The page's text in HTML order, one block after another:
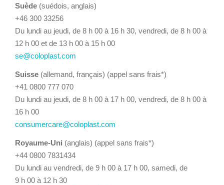
Suède (suédois, anglais)
+46 300 33256
Du lundi au jeudi, de 8 h 00 à 16 h 30, vendredi, de 8 h 00 à
12 h 00 et de 13 h 00 à 15 h 00
se@coloplast.com
Suisse (allemand, français) (appel sans frais*)
+41 0800 777 070
Du lundi au jeudi, de 8 h 00 à 17 h 00, vendredi, de 8 h 00 à
16 h 00
consumercare@coloplast.com
Royaume-Uni (anglais) (appel sans frais*)
+44 0800 7831434
Du lundi au vendredi, de 9 h 00 à 17 h 00, samedi, de
9 h 00 à 12 h 30